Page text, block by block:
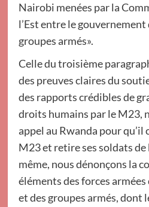
Nairobi menées par la
l’Est entre le gouvernement
groupes armés».
Celle du troisième
des preuves claires du
des rapports crédibles de
droits humains par le M23,
appel au Rwanda pour qu’il
M23 et retire ses soldats de
même, nous dénonçons la
éléments des forces
et des groupes armés, dont